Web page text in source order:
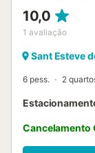
10,0
1 avaliação
Sant Esteve
6 pess. 2
Cancelamento